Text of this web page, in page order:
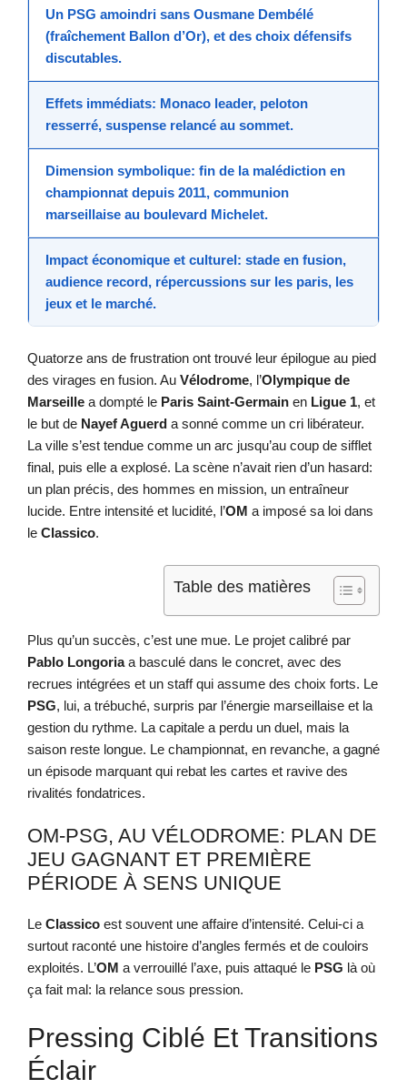
Un PSG amoindri sans Ousmane Dembélé
(fraîchement Ballon d’Or), et des choix défensifs
discutables.
Effets immédiats: Monaco leader, peloton
resserré, suspense relancé au sommet.
Dimension symbolique: fin de la malédiction en
championnat depuis 2011, communion
marseillaise au boulevard Michelet.
Impact économique et culturel: stade en fusion,
audience record, répercussions sur les paris, les
jeux et le marché.
Quatorze ans de frustration ont trouvé leur épilogue au pied
des virages en fusion. Au Vélodrome, l’Olympique de
Marseille a dompté le Paris Saint-Germain en Ligue 1, et
le but de Nayef Aguerd a sonné comme un cri libérateur.
La ville s’est tendue comme un arc jusqu’au coup de sifflet
final, puis elle a explosé. La scène n’avait rien d’un hasard:
un plan précis, des hommes en mission, un entraîneur
lucide. Entre intensité et lucidité, l’OM a imposé sa loi dans
le Classico.
Table des matières
Plus qu’un succès, c’est une mue. Le projet calibré par
Pablo Longoriaa basculé dans le concret, avec des
recrues intégrées et un staff qui assume des choix forts. Le
PSG, lui, a trébuché, surpris par l’énergie marseillaise et la
gestion du rythme. La capitale a perdu un duel, mais la
saison reste longue. Le championnat, en revanche, a gagné
un épisode marquant qui rebat les cartes et ravive des
rivalités fondatrices.
OM-PSG, AU VÉLODROME: PLAN DE
JEU GAGNANT ET PREMIÈRE
PÉRIODE À SENS UNIQUE
Le Classico est souvent une affaire d’intensité. Celui-ci a
surtout raconté une histoire d’angles fermés et de couloirs
exploités. L’OM a verrouillé l’axe, puis attaqué le PSG là où
ça fait mal: la relance sous pression.
Pressing Ciblé Et Transitions
Éclair